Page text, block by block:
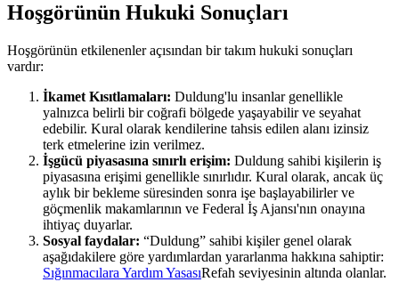
Hoşgörünün Hukuki Sonuçları
Hoşgörünün etkilenenler açısından bir takım hukuki sonuçları
vardır:
İkamet Kısıtlamaları: Duldung'lu insanlar genellikle
yalnızca belirli bir coğrafi bölgede yaşayabilir ve seyahat
edebilir. Kural olarak kendilerine tahsis edilen alanı izinsiz
terk etmelerine izin verilmez.
İşgücü piyasasına sınırlı erişim: Duldung sahibi kişilerin iş
piyasasına erişimi genellikle sınırlıdır. Kural olarak, ancak üç
aylık bir bekleme süresinden sonra işe başlayabilirler ve
göçmenlik makamlarının ve Federal İş Ajansı'nın onayına
ihtiyaç duyarlar.
Sosyal faydalar: “Duldung” sahibi kişiler genel olarak
aşağıdakilere göre yardımlardan yararlanma hakkına sahiptir:
Sığınmacılara Yardım YasasıRefah seviyesinin altında olanlar.